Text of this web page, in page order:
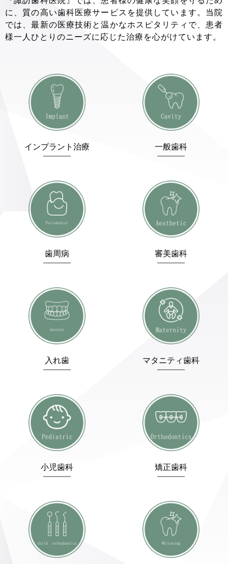
に、質の高い歯科医療サービスを提供しています。当院
では、最新の医療技術と温かなホスピタリティで、患者
様一人ひとりのニーズに応じた治療を心がけています。
インプラント治療 一般歯科
歯周病 審美歯科
入れ歯 マタニティ歯科
小児歯科 矯正歯科